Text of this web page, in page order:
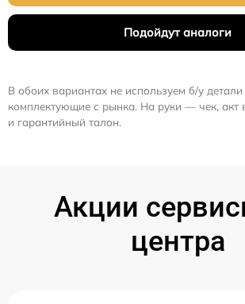
Подойдут аналоги
В обоих вариантах не используем б/у
комплектующие с рынка. На руки — чек, акт
и гарантийный талон.
Акции
центра